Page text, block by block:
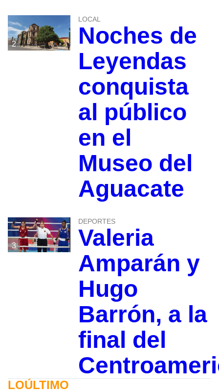
2
LOCAL
Noches de
Leyendas
conquista
al público
en el
Museo del
Aguacate
3
DEPORTES
Valeria
Amparán y
Hugo
Barrón, a la
final del
LOÚLTIMO